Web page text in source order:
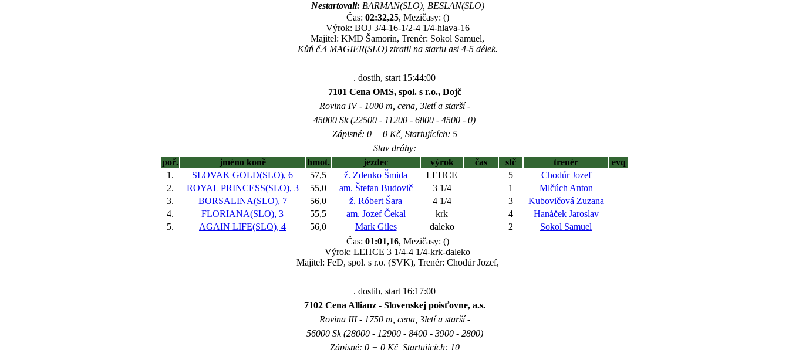
Nestartovali:BARMAN(SLO), BESLAN(SLO)
Čas: 02:32,25, Mezičasy: ()
Výrok: BOJ 3/4-16-1/2-4 1/4-hlava-16
Majitel: KMD Šamorín, Trenér: Sokol Samuel,
Kůň č.4 MAGIER(SLO) ztratil na startu asi 4-5 délek.
. dostih, start 15:44:00
7101 Cena OMS, spol. s r.o., Dojč
Rovina IV - 1000 m, cena, 3letí a starší -
45000 Sk (22500 - 11200 - 6800 - 4500 - 0)
Zápisné: 0 + 0 Kč, Startujících: 5
Stav dráhy:
poř.
jméno koně hmot. jezdec výrok čas stč trenér
evq
1.
SLOVAK GOLD(SLO), 6 57,5 ž. Zdenko Šmida LEHCE 5
Chodúr Jozef
2.
ROYAL PRINCESS(SLO), 3 55,0 am. Štefan Budovič 3 1/4 1
Mlčúch Anton
3.
BORSALINA(SLO), 7 56,0 ž. Róbert Šara 4 1/4 3
Kubovičová Zuzana
4.
FLORIANA(SLO), 3 55,5 am. Jozef Čekal krk 4
Hanáček Jaroslav
5.
AGAIN LIFE(SLO), 4 56,0 Mark Giles daleko 2
Sokol Samuel
Čas: 01:01,16, Mezičasy: ()
Výrok: LEHCE 3 1/4-4 1/4-krk-daleko
Majitel: FeD, spol. s r.o. (SVK), Trenér: Chodúr Jozef,
. dostih, start 16:17:00
7102 Cena Allianz - Slovenskej poisťovne, a.s.
Rovina III - 1750 m, cena, 3letí a starší -
56000 Sk (28000 - 12900 - 8400 - 3900 - 2800)
Zápisné: 0 + 0 Kč, Startujících: 10